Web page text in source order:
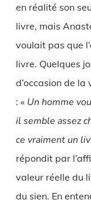
en réalité son
livre, mais
voulait pas que
livre. Quelques
d’occasion de la
: « Un homme
il semble assez
ce vraiment un
répondit par
valeur réelle du
du sien. En